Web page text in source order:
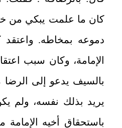
كان ما علمت يبكي من
دموعه بمخاطه. واعتقد
الإمامة، وكان سبب
بالسيف يدعو إلى
يريد بذلك نفسه، ولم
باستحقاق أخيه الإمامة